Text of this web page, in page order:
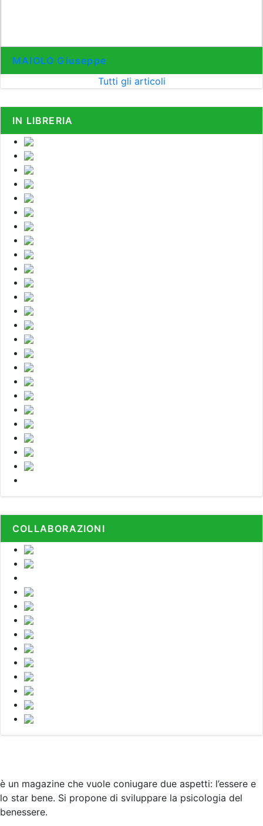
MAIOLO Giuseppe
Tutti gli articoli
IN LIBRERIA
COLLABORAZIONI
è un magazine che vuole coniugare due aspetti: l’essere e
lo star bene. Si propone di sviluppare la psicologia del
benessere.